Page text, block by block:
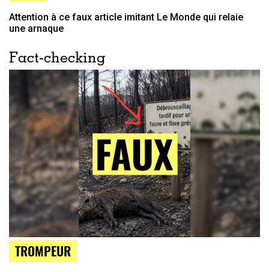
Attention à ce faux article imitant Le Monde qui relaie
une arnaque
Fact-checking
TROMPEUR